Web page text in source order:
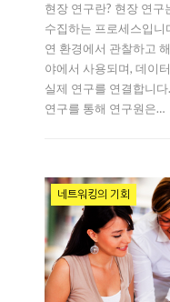
현장 연구란? 현장 연
수집하는 프로세스입니
연 환경에서 관찰하고
야에서 사용되며, 데이
실제 연구를 연결합니
연구를 통해 연구원은…
네트워킹의 기회